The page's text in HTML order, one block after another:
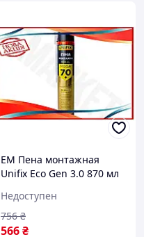
EM Пена монтажная
Unifix Eco Gen 3.0 870 мл
для изоляции окон и
дверей герметик д MAR_K
Недоступен
566₴
756 ₴